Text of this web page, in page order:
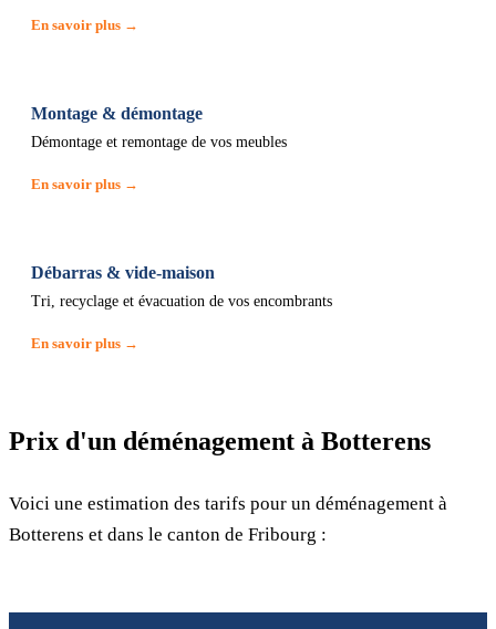
En savoir plus →
Montage & démontage
Démontage et remontage de vos meubles
En savoir plus →
Débarras & vide-maison
Tri, recyclage et évacuation de vos encombrants
En savoir plus →
Prix d'un déménagement à Botterens
Voici une estimation des tarifs pour un déménagement à
Botterens et dans le canton de Fribourg :